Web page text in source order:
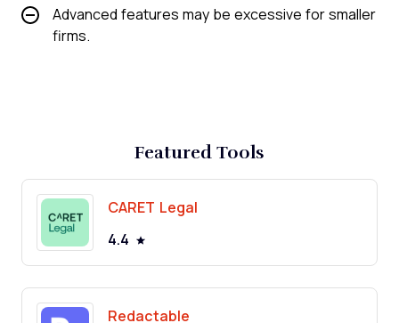
Advanced features may be excessive for smaller
firms.
Featured Tools
CARET Legal
4.4
Redactable